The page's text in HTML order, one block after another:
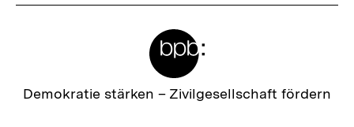
Zur
Demokratie stärken – Zivilgesellschaft fördern